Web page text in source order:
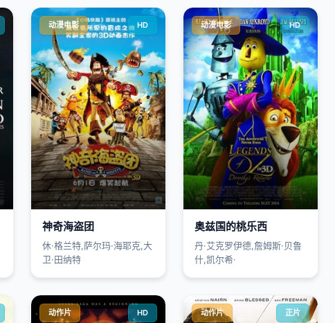
动漫电影 HD
神奇海盗团
休·格兰特,萨尔玛·海耶克,大
卫·田纳特
动漫电影 HD
奥兹国的桃乐西
丹·艾克罗伊德,詹姆斯·贝鲁
什,凯尔希·
动作片 HD 动作片 正片